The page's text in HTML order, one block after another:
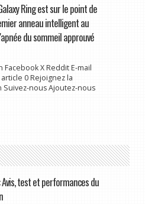
Ring est sur le point de
anneau intelligent au
du sommeil approuvé
Facebook X Reddit E-mail
0 Rejoignez la
Suivez-nous Ajoutez-nous
Avis, test et performances du